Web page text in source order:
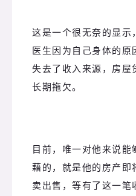
这是一个很无奈的显示
医生因为自己身体的原
失去了收入来源，房屋
长期拖欠。
目前，唯一对他来说能
藉的，就是他的房产即
卖出售，等有了这一笔